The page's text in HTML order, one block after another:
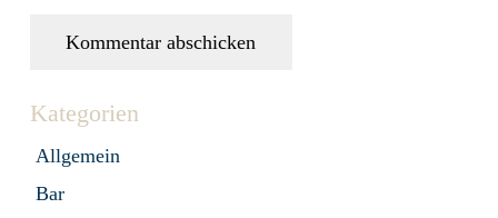
Kommentar abschicken
Kategorien
Allgemein
Bar